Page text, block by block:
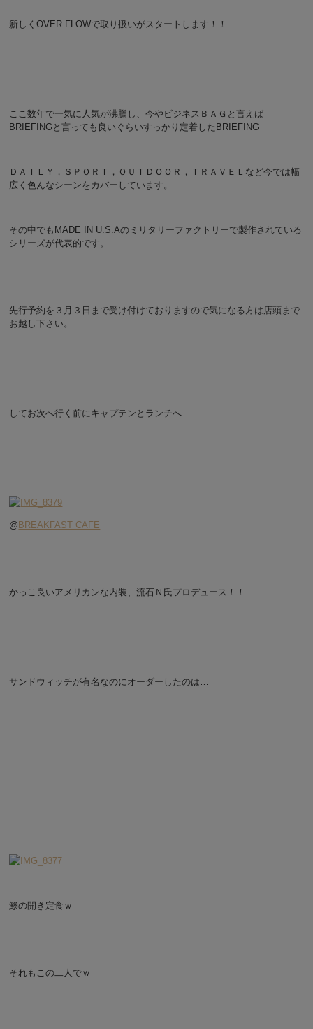
新しくOVER FLOWで取り扱いがスタートします！！
ここ数年で一気に人気が沸騰し、今やビジネスＢＡＧと言えば
BRIEFINGと言っても良いぐらいすっかり定着したBRIEFING
ＤＡＩＬＹ，ＳＰＯＲＴ，ＯＵＴＤＯＯＲ，ＴＲＡＶＥＬなど今では幅
広く色んなシーンをカバーしています。
その中でもMADE IN U.S.Aのミリタリーファクトリーで製作されている
シリーズが代表的です。
先行予約を３月３日まで受け付けておりますので気になる方は店頭まで
お越し下さい。
してお次へ行く前にキャプテンとランチへ
@ BREAKFAST CAFE
かっこ良いアメリカンな内装、流石Ｎ氏プロデュース！！
サンドウィッチが有名なのにオーダーしたのは…
鯵の開き定食ｗ
それもこの二人でｗ